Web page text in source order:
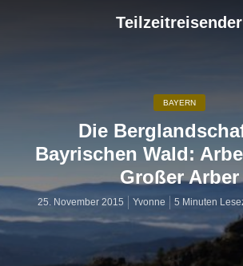
Teilzeitreisender
BAYERN
Die
Bayrischen Wald:
Großer Arber
25. November 2015 Yvonne 5 Minuten